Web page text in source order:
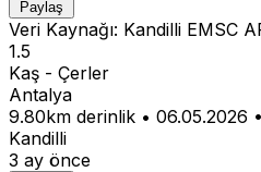
Paylaş
Veri Kaynağı: Kandilli EMSC
1.5
Kaş - Çerler
Antalya
9.80km derinlik • 06.05.2026 •
Kandilli
3 ay önce